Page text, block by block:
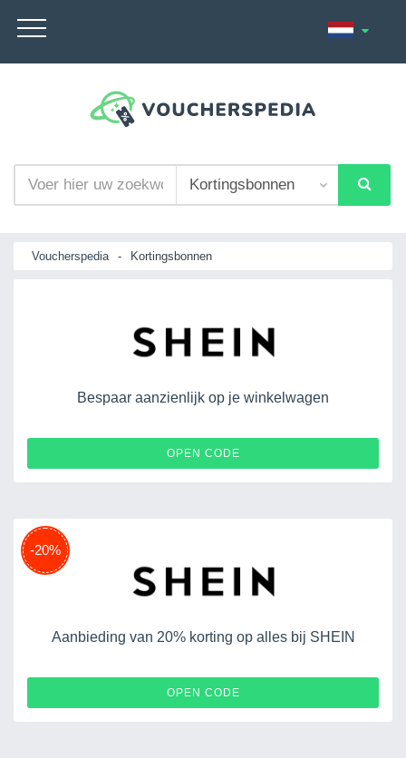
Voucherspedia - Kortingsbonnen
Bespaar aanzienlijk op je winkelwagen
OPEN CODE
-20%
Aanbieding van 20% korting op alles bij SHEIN
OPEN CODE